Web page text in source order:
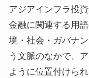
アジアインフラ投
金融に関連する用
境・社会・ガバナ
う文脈のなかで、
ように位置付けら